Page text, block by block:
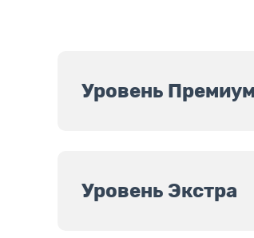
Уровень Премиум
Уровень Экстра